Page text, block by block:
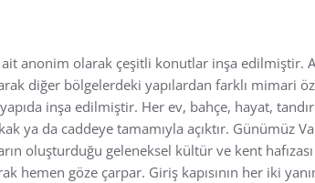
anonim olarak çeşitli konutlar inşa edilmiştir.
diğer bölgelerdeki yapılardan farklı mimari
inşa edilmiştir. Her ev, bahçe, hayat, tandır
ya da caddeye tamamıyla açıktır. Günümüz
oluşturduğu geleneksel kültür ve kent
hemen göze çarpar. Giriş kapısının her iki